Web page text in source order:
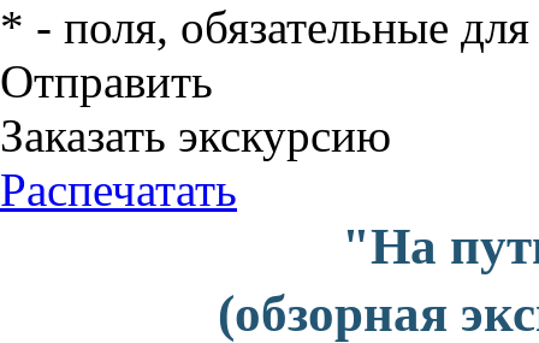
* - поля, обязательные
Отправить
Заказать экскурсию
Распечатать
"На
(обзорная